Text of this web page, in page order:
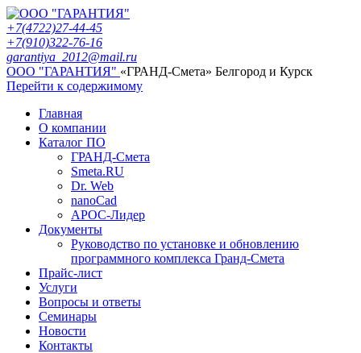
+7(4722)27-44-45
+7(910)322-76-16
garantiya_2012@mail.ru
ООО "ГАРАНТИЯ" «ГРАНД-Смета» Белгород и Курск
Перейти к содержимому
Главная
О компании
Каталог ПО
ГРАНД-Смета
Smeta.RU
Dr. Web
nanoCad
АРОС-Лидер
Документы
Руководство по установке и обновлению
программного комплекса Гранд-Смета
Прайс-лист
Услуги
Вопросы и ответы
Семинары
Новости
Контакты